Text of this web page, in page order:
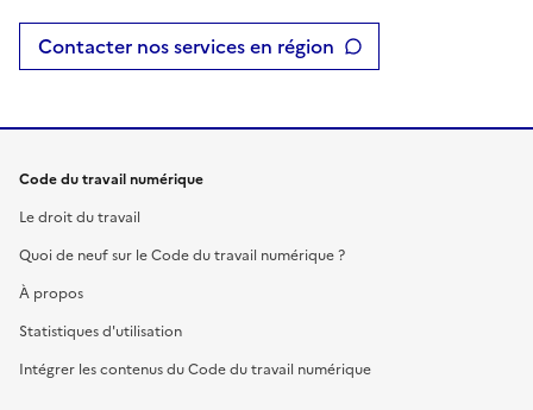
Contacter nos services en région
Code du travail numérique
Le droit du travail
Quoi de neuf sur le Code du travail numérique ?
À propos
Statistiques d'utilisation
Intégrer les contenus du Code du travail numérique